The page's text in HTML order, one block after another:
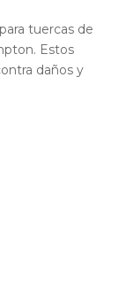
tuercas de
Estos
daños y